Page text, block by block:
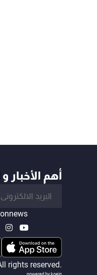
أهم الأخبار
rights reserved.